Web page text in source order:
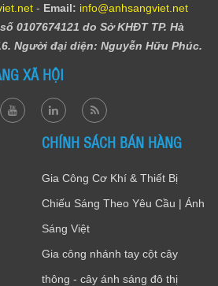
- Email: info@anhsangviet.net
0107674121 do Sở KHĐT TP. Hà
Người đại diện: Nguyễn Hữu Phúc.
XÃ HỘI
CHÍNH SÁCH BÁN HÀNG
Gia Công Cơ Khí & Thiết Bị
Chiếu Sáng Theo Yêu Cầu | Ánh
Sáng Việt
Gia công nhánh tay cột cây
thông - cây ánh sáng đô thị